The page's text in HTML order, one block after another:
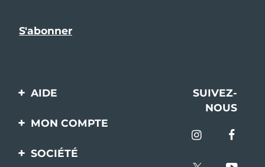
AIDE
Contactez-nous
livraisons
SUIVEZ-
NOUS
MON COMPTE
Enregistrement produit
SOCIÉTÉ